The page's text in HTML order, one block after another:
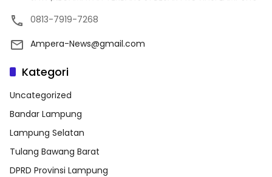
0813-7919-7268
Ampera-News@gmail.com
Kategori
Uncategorized
Bandar Lampung
Lampung Selatan
Tulang Bawang Barat
DPRD Provinsi Lampung